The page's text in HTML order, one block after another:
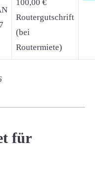
100,00 €
Routergutschrift
(bei
Routermiete)
für